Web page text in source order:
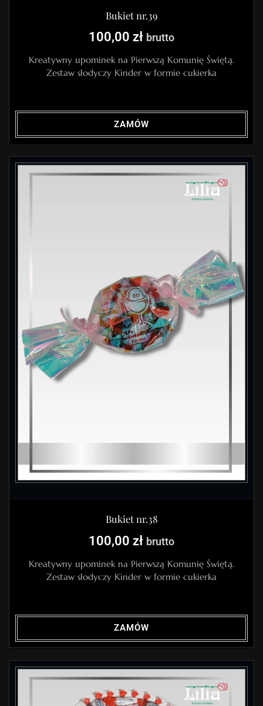
Bukiet nr.39
100,00 zł brutto
Kreatywny upominek na Pierwszą Komunię Świętą.
Zestaw słodyczy Kinder w formie cukierka
ZAMÓW
Bukiet nr.38
100,00 zł brutto
Kreatywny upominek na Pierwszą Komunię Świętą.
Zestaw słodyczy Kinder w formie cukierka
ZAMÓW